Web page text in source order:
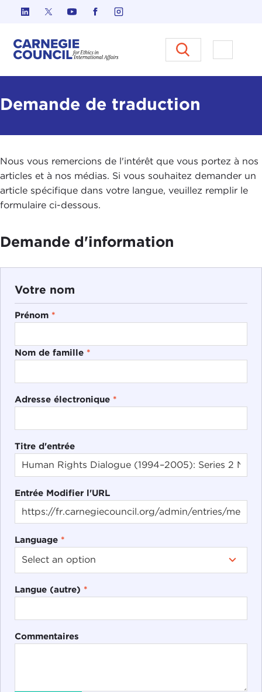
Skip to content
Carnegie Council sur
Ouvrir
Demande de traduction
Nous vous remercions de l'intérêt que vous portez à nos
articles et à nos médias. Si vous souhaitez demander un
article spécifique dans votre langue, veuillez remplir le
formulaire ci-dessous.
Demande d'information
Votre nom
Prénom *
Nom de famille *
Adresse électronique *
Titre d'entrée
Entrée Modifier l'URL
Language *
Langue (autre) *
Commentaires